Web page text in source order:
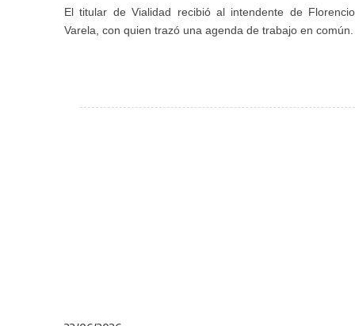
El titular de Vialidad recibió al intendente de Florencio
Varela, con quien trazó una agenda de trabajo en común.